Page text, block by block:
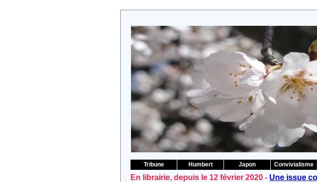
Tribune Humbert Japon Convivialisme
En librairie, depuis le 12 février 2020 - Une issue